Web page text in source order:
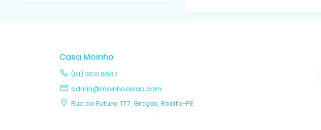
Casa Moinho
(81) 3031.8687
admin@moinhocolab.com
Rua do Futuro, 177, Graças, Recife-PE